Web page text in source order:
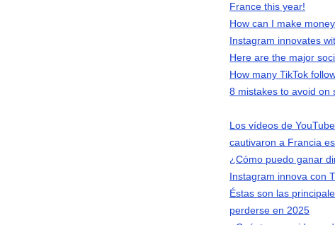
France this year!
How can I make
Instagram innovates
Here are the major
How many TikTok
8 mistakes to avoid on
Los vídeos de
cautivaron a Francia
¿Cómo puedo ganar
Instagram innova con
Éstas son las
perderse en 2025